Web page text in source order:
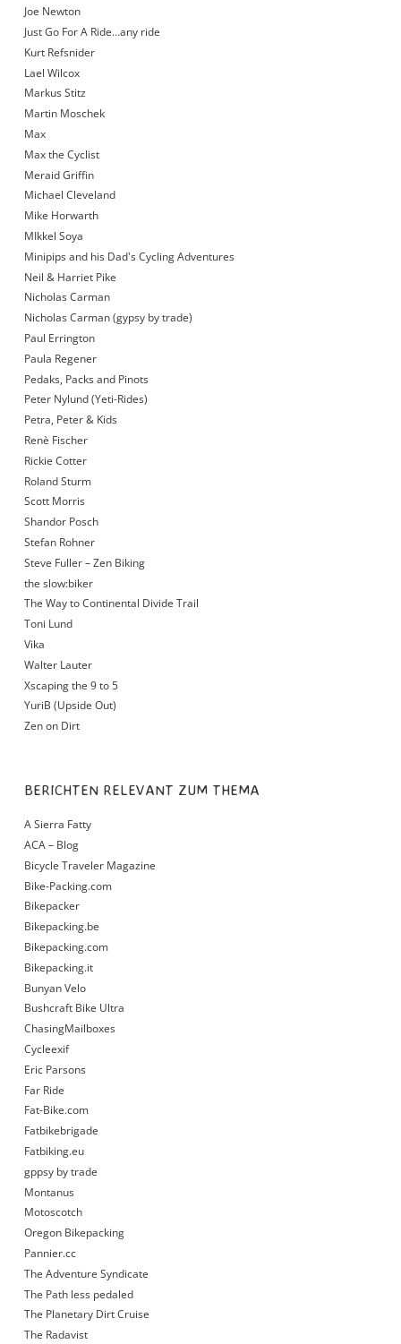
Joe Newton
Just Go For A Ride…any ride
Kurt Refsnider
Lael Wilcox
Markus Stitz
Martin Moschek
Max
Max the Cyclist
Meraid Griffin
Michael Cleveland
Mike Horwarth
MIkkel Soya
Minipips and his Dad's Cycling Adventures
Neil & Harriet Pike
Nicholas Carman
Nicholas Carman (gypsy by trade)
Paul Errington
Paula Regener
Pedaks, Packs and Pinots
Peter Nylund (Yeti-Rides)
Petra, Peter & Kids
Renè Fischer
Rickie Cotter
Roland Sturm
Scott Morris
Shandor Posch
Stefan Rohner
Steve Fuller – Zen Biking
the slow:biker
The Way to Continental Divide Trail
Toni Lund
Vika
Walter Lauter
Xscaping the 9 to 5
YuriB (Upside Out)
Zen on Dirt
BERICHTEN RELEVANT ZUM THEMA
A Sierra Fatty
ACA – Blog
Bicycle Traveler Magazine
Bike-Packing.com
Bikepacker
Bikepacking.be
Bikepacking.com
Bikepacking.it
Bunyan Velo
Bushcraft Bike Ultra
ChasingMailboxes
Cycleexif
Eric Parsons
Far Ride
Fat-Bike.com
Fatbikebrigade
Fatbiking.eu
gppsy by trade
Montanus
Motoscotch
Oregon Bikepacking
Pannier.cc
The Adventure Syndicate
The Path less pedaled
The Planetary Dirt Cruise
The Radavist